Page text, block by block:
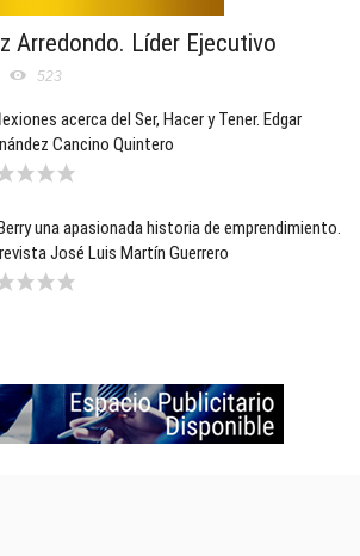
Arredondo. Líder Ejecutivo
523
acerca del Ser, Hacer y Tener. Edgar
Cancino Quintero
una apasionada historia de emprendimiento.
José Luis Martín Guerrero